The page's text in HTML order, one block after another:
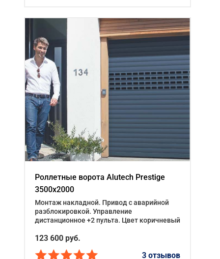
Роллетные ворота Alutech Prestige
3500x2000
Монтаж накладной. Привод с аварийной
разблокировкой. Управление
дистанционное +2 пульта. Цвет коричневый
123 600 руб.
3 отзывов